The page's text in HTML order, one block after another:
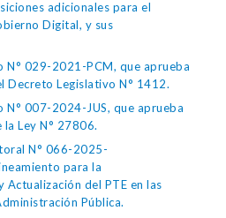
adicionales para el
Digital, y sus
N° 029-2021-PCM, que aprueba
Decreto Legislativo N° 1412.
N° 007-2024-JUS, que aprueba
la Ley N° 27806.
N° 066-2025-
para la
Actualización del PTE en las
Pública.